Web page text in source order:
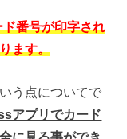
ド番号が印字され
ます。
う点についてで
アプリでカード